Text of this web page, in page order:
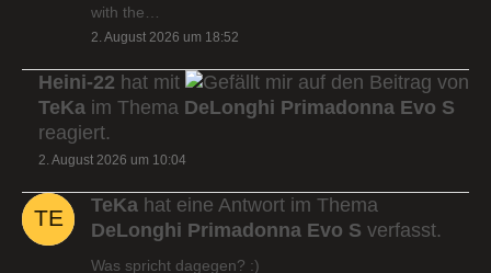
with the…
2. August 2026 um 18:52
Heini-22 hat mit
auf den Beitrag von
TeKa im Thema DeLonghi Primadonna Evo S
reagiert.
2. August 2026 um 10:04
TeKa hat eine Antwort im Thema
DeLonghi Primadonna Evo S verfasst.
Was spricht dagegen? :)